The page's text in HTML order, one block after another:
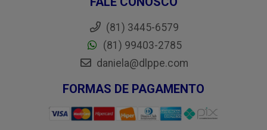
(81) 3445-6579
(81) 99403-2785
daniela@dlppe.com
FORMAS DE PAGAMENTO